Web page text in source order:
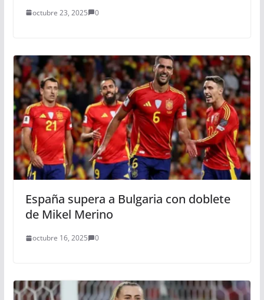
octubre 23, 2025 0
España supera a Bulgaria con doblete
de Mikel Merino
octubre 16, 2025 0